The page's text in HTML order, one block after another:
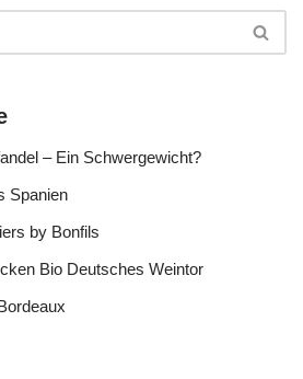
– Ein Schwergewicht?
Spanien
by Bonfils
Bio Deutsches Weintor